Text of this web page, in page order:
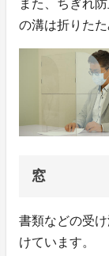
また、ちぎれ
の溝は折りた
窓
書類などの受
けています。